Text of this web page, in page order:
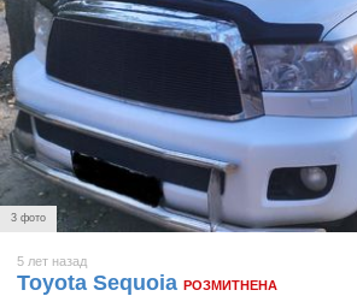
3 фото
5 лет назад
Toyota Sequoia РОЗМИТНЕНА